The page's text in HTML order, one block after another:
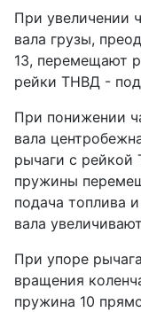
При увеличении
вала грузы,
13, перемещают
рейки ТНВД -
При понижении
вала
рычаги с рейкой
пружины
подача топлива
вала
При упоре
вращения
пружина 10